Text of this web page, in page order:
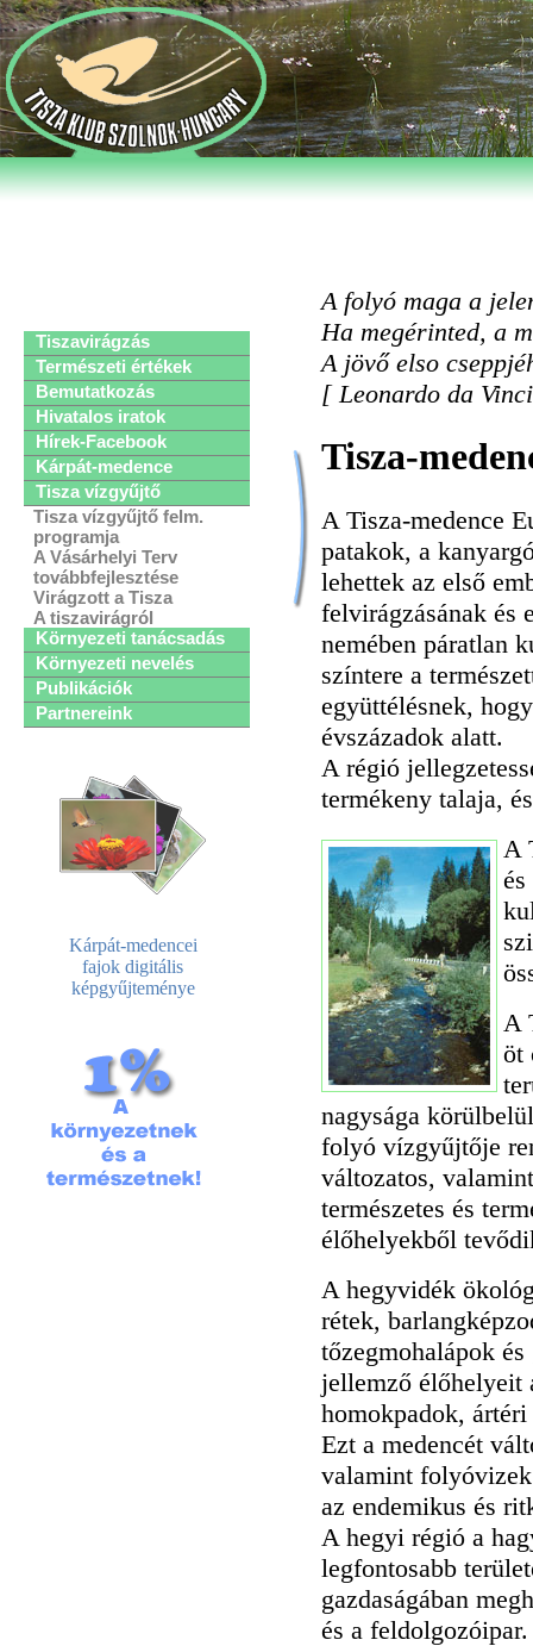
Tiszavirágzás
Természeti értékek
Bemutatkozás
Hivatalos iratok
Hírek-Facebook
Kárpát-medence
Tisza vízgyűjtő
Tisza vízgyűjtő felm.
programja
A Vásárhelyi Terv
továbbfejlesztése
Virágzott a Tisza
A tiszavirágról
Környezeti tanácsadás
Környezeti nevelés
Publikációk
Partnereink
Kárpát-medencei
fajok digitális
képgyűjteménye
A folyó maga a
Ha megérinted, a
A jövő elso
[ Leonardo da
Tisza-
A Tisza-medence
patakok, a
lehettek az első
felvirágzásának és
nemében páratlan
színtere a
együttélésnek,
évszázadok alatt.
A régió
termékeny talaja,
A
A
öt
nagysága
folyó vízgyűjtője
változatos,
természetes és
élőhelyekből
A hegyvidék
rétek,
tőzegmohalápok
jellemző élőhelyeit
homokpadok,
Ezt a medencét
valamint
az endemikus és
A hegyi régió a
legfontosabb
gazdaságában
és a feldolgozóipar.